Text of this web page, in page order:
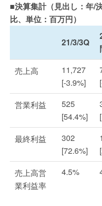
■決算集計（見出し：年/
比、単位：百万円）
21/3/3Q
売上高
11,727
[-3.9%]
営業利益
525
[54.4%]
最終利益
302
[72.6%]
売上高営
業利益率
4.5%